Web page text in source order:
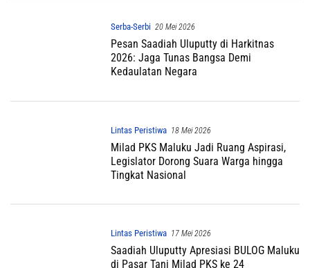
Serba-Serbi 20 Mei 2026
Pesan Saadiah Uluputty di Harkitnas
2026: Jaga Tunas Bangsa Demi
Kedaulatan Negara
Lintas Peristiwa 18 Mei 2026
Milad PKS Maluku Jadi Ruang Aspirasi,
Legislator Dorong Suara Warga hingga
Tingkat Nasional
Lintas Peristiwa 17 Mei 2026
Saadiah Uluputty Apresiasi BULOG Maluku
di Pasar Tani Milad PKS ke 24